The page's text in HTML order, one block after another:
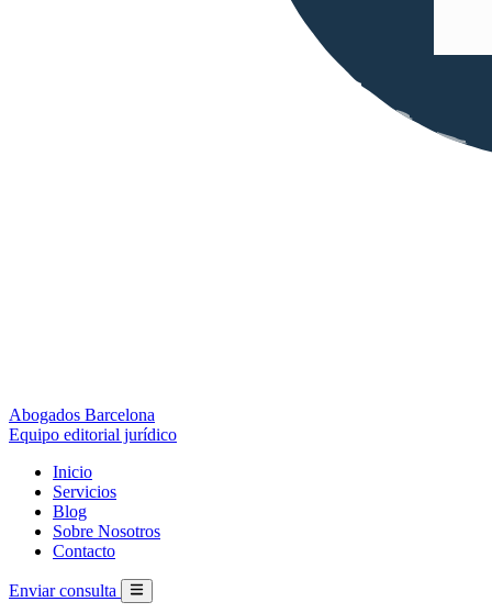
Abogados Barcelona
Equipo editorial jurídico
Inicio
Servicios
Blog
Sobre Nosotros
Contacto
Enviar consulta